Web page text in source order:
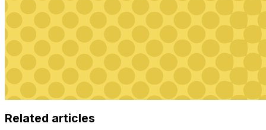
Related articles